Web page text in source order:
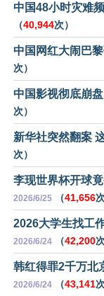
中国48小时灾难
（40,944次）
中国网红大闹巴
次）
中国影视彻底崩
次）
新华社突然翻案
次）
李现世界杯开球
2026/6/25 （41,656
2026大学生找工
2026/6/24 （42,200
韩红得罪2千万北
2026/6/24 （43,141